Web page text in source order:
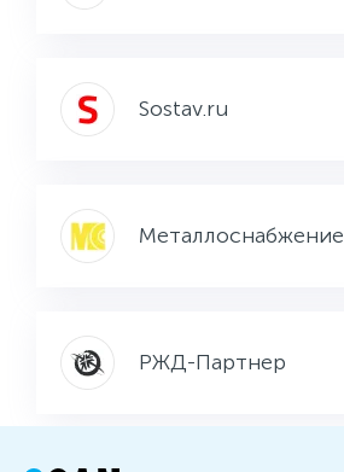
Sostav.ru
РЖД-Партнер